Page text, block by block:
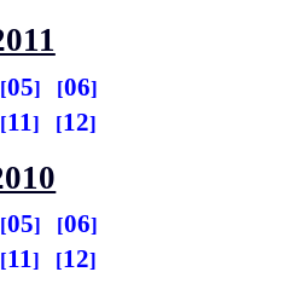
05
06
11 12
05
06
11 12